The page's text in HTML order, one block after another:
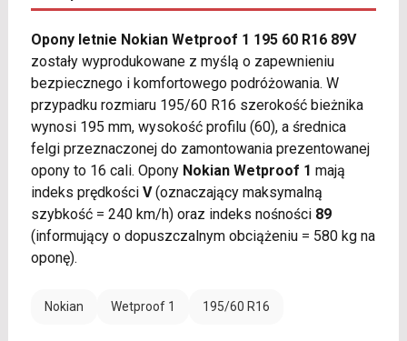
Opony letnie Nokian Wetproof 1 195 60 R16 89V
zostały wyprodukowane z myślą o zapewnieniu
bezpiecznego i komfortowego podróżowania. W
przypadku rozmiaru 195/60 R16 szerokość bieżnika
wynosi 195 mm, wysokość profilu (60), a średnica
felgi przeznaczonej do zamontowania prezentowanej
opony to 16 cali. Opony Nokian Wetproof 1 mają
indeks prędkości V(oznaczający maksymalną
szybkość = 240 km/h) oraz indeks nośności 89
(informujący o dopuszczalnym obciążeniu = 580 kg na
oponę).
Nokian Wetproof 1 195/60 R16